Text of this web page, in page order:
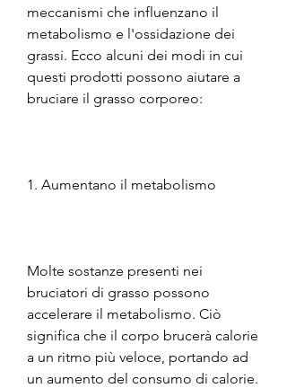
meccanismi che influenzano il
metabolismo e l'ossidazione dei
grassi. Ecco alcuni dei modi in cui
questi prodotti possono aiutare a
bruciare il grasso corporeo:
1. Aumentano il metabolismo
Molte sostanze presenti nei
bruciatori di grasso possono
accelerare il metabolismo. Ciò
significa che il corpo brucerà calorie
a un ritmo più veloce, portando ad
un aumento del consumo di calorie.